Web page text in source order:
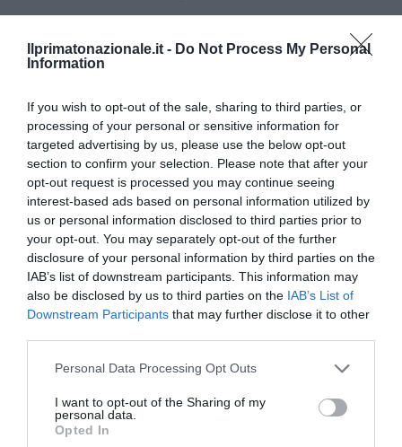
Ilprimatonazionale.it - Do Not Process My Personal
Information
If you wish to opt-out of the sale, sharing to third parties, or
processing of your personal or sensitive information for
targeted advertising by us, please use the below opt-out
section to confirm your selection. Please note that after your
opt-out request is processed you may continue seeing
interest-based ads based on personal information utilized by
us or personal information disclosed to third parties prior to
your opt-out. You may separately opt-out of the further
disclosure of your personal information by third parties on the
IAB’s list of downstream participants. This information may
also be disclosed by us to third parties on the IAB’s List of
Downstream Participants that may further disclose it to other
Please note that this website/app uses one or more Google
not limited to your visit or usage behaviour. You may click to
grant or deny consent to Google and its third-party tags to
use your data for below specified purposes in below Google
Personal Data Processing Opt Outs
I want to opt-out of the Sharing of my
personal data.
Opted In
La sinistra è così serva delle toghe da odiare persino il
ricordo di Enzo...